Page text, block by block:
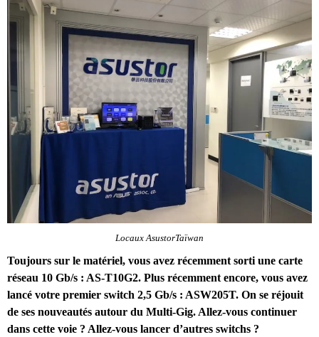
Locaux AsustorTaïwan
Toujours sur le matériel, vous avez récemment sorti une carte
réseau 10 Gb/s : AS-T10G2. Plus récemment encore, vous avez
lancé votre premier switch 2,5 Gb/s : ASW205T. On se réjouit
de ses nouveautés autour du Multi-Gig. Allez-vous continuer
dans cette voie ? Allez-vous lancer d’autres switchs ?